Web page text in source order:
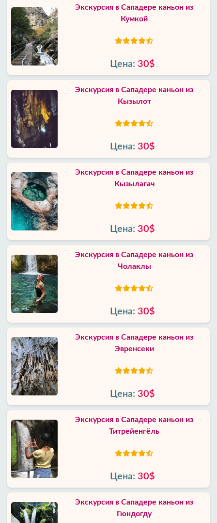
Экскурсия в Сападере каньон из
Кумкой
Цена: 30$
Экскурсия в Сападере каньон из
Кызылот
Цена: 30$
Экскурсия в Сападере каньон из
Кызылагач
Цена: 30$
Экскурсия в Сападере каньон из
Чолаклы
Цена: 30$
Экскурсия в Сападере каньон из
Эвренсеки
Цена: 30$
Экскурсия в Сападере каньон из
Титрейенгёль
Цена: 30$
Экскурсия в Сападере каньон из
Гюндогду